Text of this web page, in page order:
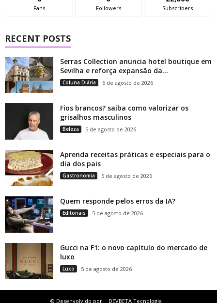
Fans Followers Subscribers
RECENT POSTS
Serras Collection anuncia hotel boutique em
Sevilha e reforça expansão da...
Coluna Diária 6 de agosto de 2026
Fios brancos? saiba como valorizar os
grisalhos masculinos
Beleza 5 de agosto de 2026
Aprenda receitas práticas e especiais para o
dia dos pais
Gastronomia 5 de agosto de 2026
Quem responde pelos erros da IA?
Editoriais 5 de agosto de 2026
Gucci na F1: o novo capítulo do mercado de
luxo
Luxo 5 de agosto de 2026
© Desenvolvido por DEVBETA Tecnologia